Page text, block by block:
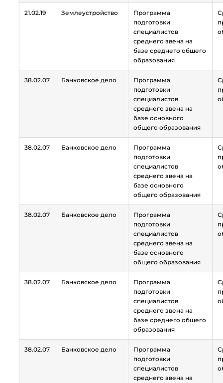
21.02.19 Землеустройство
Программа
подготовки
специалистов
среднего звена на
базе среднего общего
образования
38.02.07 Банковское дело
Программа
подготовки
специалистов
среднего звена на
базе основного
общего образования
38.02.07 Банковское дело
Программа
подготовки
специалистов
среднего звена на
базе основного
общего образования
38.02.07 Банковское дело
Программа
подготовки
специалистов
среднего звена на
базе основного
общего образования
38.02.07 Банковское дело
Программа
подготовки
специалистов
среднего звена на
базе среднего общего
образования
38.02.07 Банковское дело
Программа
подготовки
специалистов
среднего звена на